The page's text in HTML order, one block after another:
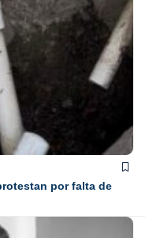
por falta de